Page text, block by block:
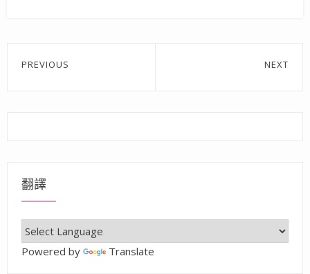
文
PREVIOUS NEXT
翻譯
Powered by Translate